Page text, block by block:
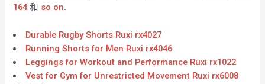
164 和 so on.
Durable Rugby Shorts Ruxi rx4027
Running Shorts for Men Ruxi rx4046
Leggings for Workout and Performance Ruxi rx1022
Vest for Gym for Unrestricted Movement Ruxi rx6008